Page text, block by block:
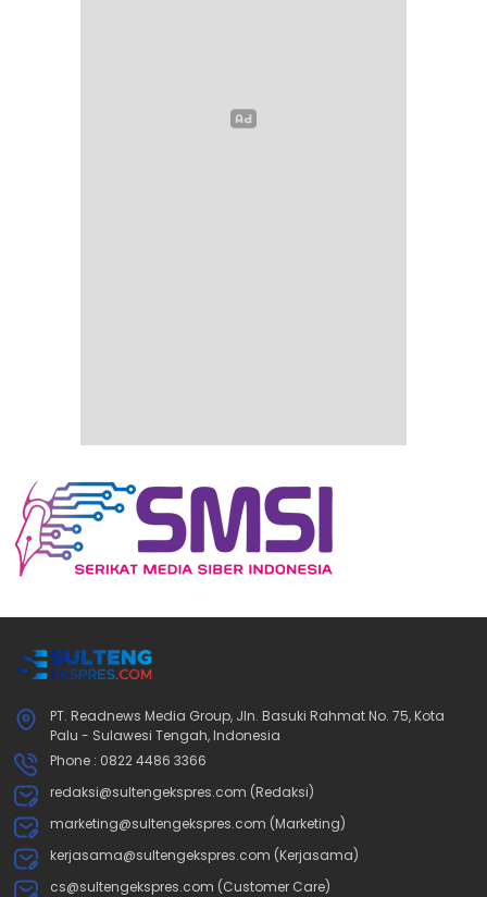
PT. Readnews Media Group, Jln. Basuki Rahmat No. 75, Kota
Palu - Sulawesi Tengah, Indonesia
Phone : 0822 4486 3366
redaksi@sultengekspres.com (Redaksi)
marketing@sultengekspres.com (Marketing)
kerjasama@sultengekspres.com (Kerjasama)
cs@sultengekspres.com (Customer Care)